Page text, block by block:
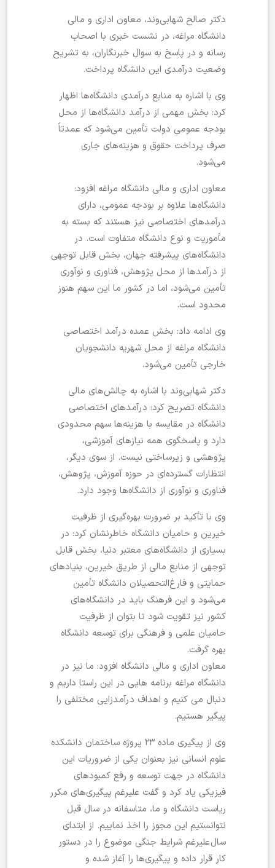
دکتر صالح شهابی‌وند، معاون اداری و مالی
دانشگاه مراغه، در نشست خبری با اصحاب
رسانه و در پاسخ به سوال خبرنگاران، به تشریح
وضعیت درآمدی این دانشگاه پرداخت.
وی با اشاره به منابع درآمدی دانشگاه‌ها اظهار
کرد: بخش مهمی از درآمد دانشگاه‌ها از محل
بودجه عمومی دولت تأمین می‌شود که عمدتاً
صرف پرداخت حقوق و هزینه‌های جاری
می‌شود.
معاون اداری و مالی دانشگاه مراغه افزود:
دانشگاه‌ها علاوه بر بودجه عمومی، دارای
درآمدهای اختصاصی نیز هستند که بسته به
مأموریت و نوع دانشگاه متفاوت است. در
دانشگاه‌های پیشرفته جهان، بخش قابل توجهی
از درآمدها از محل پژوهش، فناوری و نوآوری
تأمین می‌شود، اما در کشور ما این سهم هنوز
محدود است.
وی ادامه داد: بخش عمده درآمد اختصاصی
دانشگاه مراغه از محل شهریه دانشجویان
خارجی تأمین می‌شود.
دکتر شهابی‌وند با اشاره به چالش‌های مالی
دانشگاه تصریح کرد: درآمدهای اختصاصی
دانشگاه در مقایسه با هزینه‌ها سهم محدودی
دارد و پاسخگوی همه نیازهای آموزشی،
پژوهشی و زیرساختی نیست. از سوی دیگر،
انتظارات گسترده‌ای در حوزه آموزش، پژوهش،
فناوری و نوآوری از دانشگاه‌ها وجود دارد.
وی با تأکید بر ضرورت بهره‌گیری از ظرفیت
خیرین و حامیان دانشگاه خاطرنشان کرد: در
بسیاری از دانشگاه‌های معتبر دنیا، بخش قابل
توجهی از منابع مالی از طریق خیرین، بنیادهای
حمایتی و فارغ‌التحصیلان دانشگاه تأمین
می‌شود و این فرهنگ باید در دانشگاه‌های
کشور نیز تقویت شود تا بتوان از ظرفیت
حامیان علمی و فرهنگی برای توسعه دانشگاه
بهره گرفت.
معاون اداری و مالی دانشگاه افزود: ما نیز در
دانشگاه مراغه برنامه هایی در این راستا داریم و
دنبال می کنیم و اهداف درآمدزایی مختلفی را
پیگیر هستیم.
وی از پیگیری ماده ۲۳ پروژه ساختمان دانشکده
علوم انسانی نیز بعنوان یکی از ضروریات این
دانشگاه در جهت توسعه و رفع کمبودهای
فیزیکی یاد کرد و گفت علیرغم پیگیری‌های مکرر
ریاست دانشگاه و ما، متاسفانه در سال قبل
نتوانستیم این مجوز را اخذ نماییم. از ابتدای
سال علیرغم شرایط جنگی موضوع را در دستور
کار قرار داده و پیگیری‌ها را آغاز شده و